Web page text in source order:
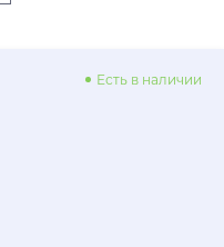
Есть в наличии